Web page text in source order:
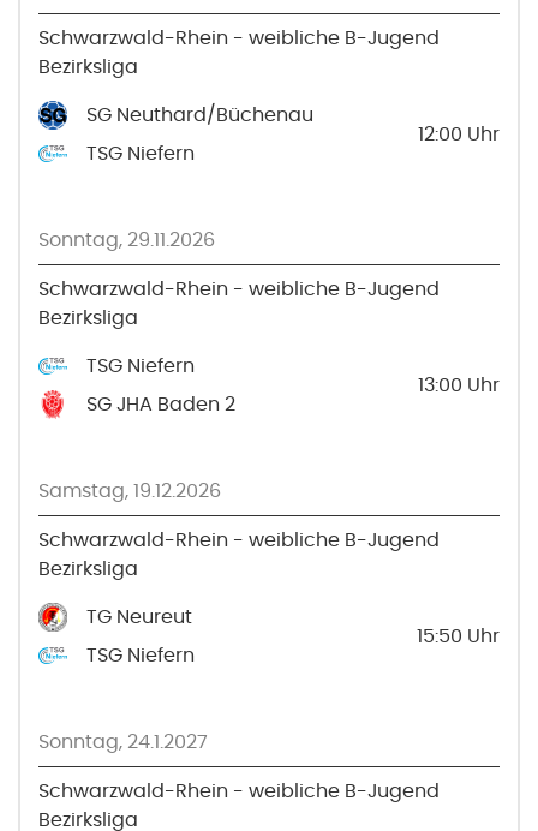
Schwarzwald-Rhein - weibliche B-Jugend
Bezirksliga
SG Neuthard/Büchenau
TSG Niefern
12:00 Uhr
Sonntag, 29.11.2026
Schwarzwald-Rhein - weibliche B-Jugend
Bezirksliga
TSG Niefern
SG JHA Baden 2
13:00 Uhr
Samstag, 19.12.2026
Schwarzwald-Rhein - weibliche B-Jugend
Bezirksliga
TG Neureut
TSG Niefern
15:50 Uhr
Sonntag, 24.1.2027
Schwarzwald-Rhein - weibliche B-Jugend
Bezirksliga